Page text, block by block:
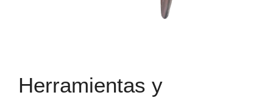
Herramientas y